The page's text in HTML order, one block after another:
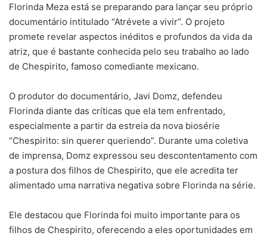
Florinda Meza está se preparando para lançar seu próprio
documentário intitulado “Atrévete a vivir”. O projeto
promete revelar aspectos inéditos e profundos da vida da
atriz, que é bastante conhecida pelo seu trabalho ao lado
de Chespirito, famoso comediante mexicano.
O produtor do documentário, Javi Domz, defendeu
Florinda diante das críticas que ela tem enfrentado,
especialmente a partir da estreia da nova biosérie
“Chespirito: sin querer queriendo”. Durante uma coletiva
de imprensa, Domz expressou seu descontentamento com
a postura dos filhos de Chespirito, que ele acredita ter
alimentado uma narrativa negativa sobre Florinda na série.
Ele destacou que Florinda foi muito importante para os
filhos de Chespirito, oferecendo a eles oportunidades em